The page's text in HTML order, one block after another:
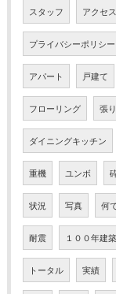
スタッフ アクセス
プライバシーポリシー
アパート 戸建て
フローリング 張
ダイニングキッチン
重機 ユンボ
状況 写真 何
耐震 １００年建築
トータル 実績